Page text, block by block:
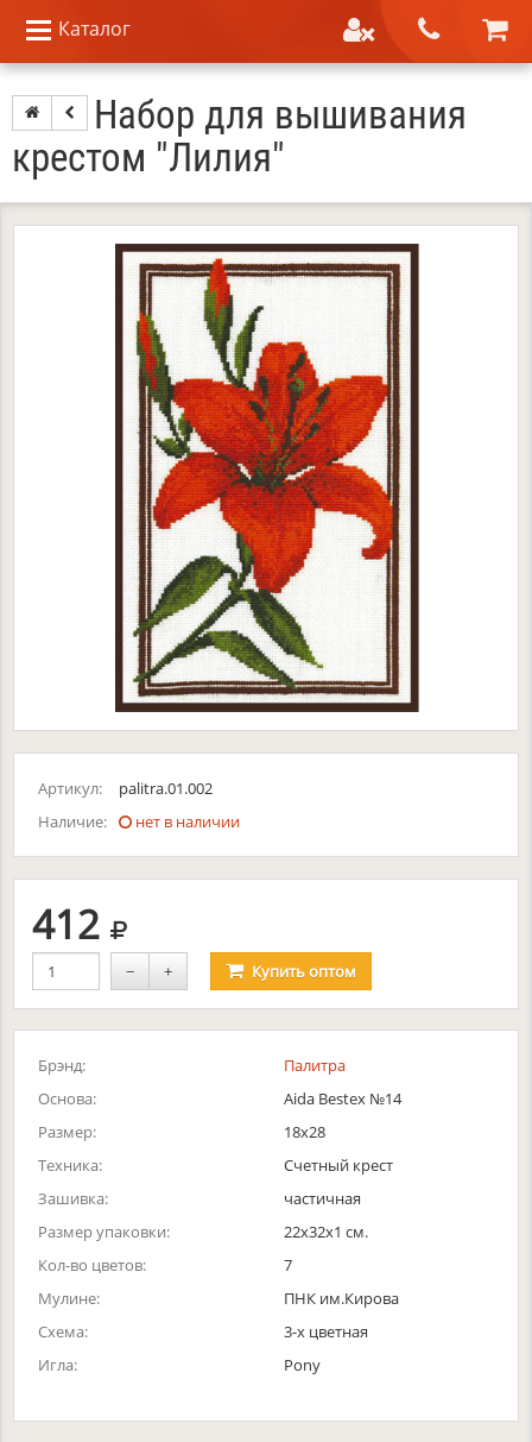
Каталог
Набор для вышивания
крестом "Лилия"
Артикул:
palitra.01.002
Наличие:
нет в наличии
412 руб.
− + Купитьоптом
Брэнд:
Палитра
Основа:
Aida Bestex №14
Размер:
18х28
Техника:
Счетный крест
Зашивка:
частичная
Размер упаковки:
22x32x1 см.
Кол-во цветов:
7
Мулине:
ПНК им.Кирова
Схема:
3-х цветная
Игла:
Pony